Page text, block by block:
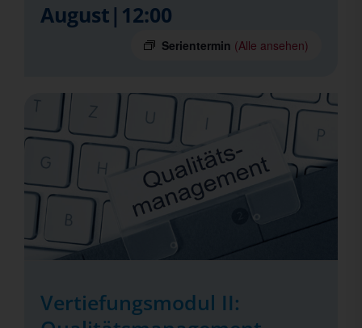
August|12:00
Serientermin (Alle ansehen)
Vertiefungsmodul II: